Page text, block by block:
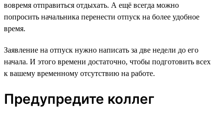
вовремя отправиться отдыхать. А ещё всегда можно
попросить начальника перенести отпуск на более удобное
время.
Заявление на отпуск нужно написать за две недели до его
начала. И этого времени достаточно, чтобы подготовить всех
к вашему временному отсутствию на работе.
Предупредите коллег